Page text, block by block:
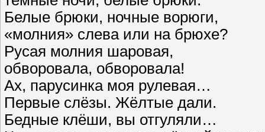
Белые брюки, ночные ворюги,
«молния» слева или на брюхе?
Русая молния шаровая,
обворовала, обворовала!
Ах, парусинка моя рулевая…
Первые слёзы. Жёлтые дали.
Бедные клёши, вы отгуляли…